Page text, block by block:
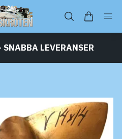
LEVERANSER